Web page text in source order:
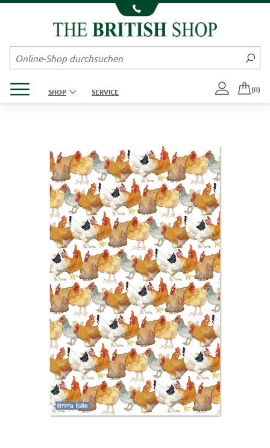
Kompletten Head der Seite überspringen
SHOP SERVICE (0)